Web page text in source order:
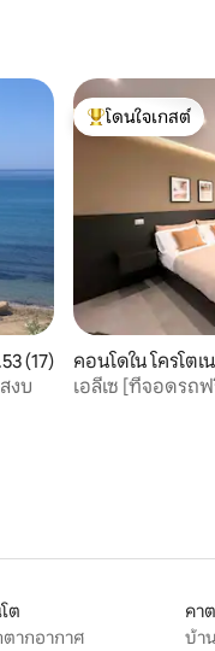
นเฉลี่ย 4.53 จาก 5, 17 รีวิว
(17)
งบ
โดนใจเกสต์ที่สุด
โดนใจเกสต์
คอนโดใน โครโตเน
เอลีเซ [ที่จอดรถ
ต
ากอากาศ
คา
บ้า